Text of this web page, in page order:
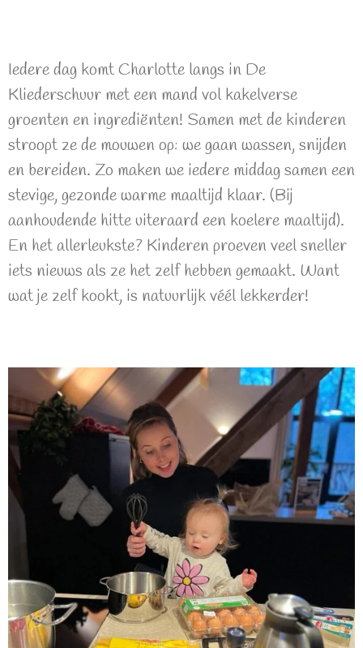
Iedere dag komt Charlotte langs in De
Kliederschuur met een mand vol kakelverse
groenten en ingrediënten! Samen met de kinderen
stroopt ze de mouwen op: we gaan wassen, snijden
en bereiden. Zo maken we iedere middag samen een
stevige, gezonde warme maaltijd klaar. (Bij
aanhoudende hitte uiteraard een koelere maaltijd).
En het allerleukste? Kinderen proeven veel sneller
iets nieuws als ze het zelf hebben gemaakt. Want
wat je zelf kookt, is natuurlijk véél lekkerder!